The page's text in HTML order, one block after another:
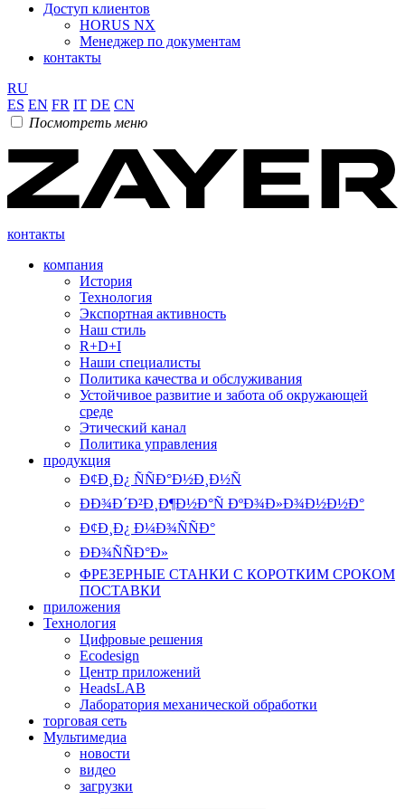
Доступ клиентов
HORUS NX
Менеджер по документам
контакты
RU
ES EN FR IT DE CN
Посмотреть меню
контакты
компания
История
Технология
Экспортная активность
Наш стиль
R+D+I
Наши специалисты
Политика качества и обслуживания
Устойчивое развитие и забота об окружающей
среде
Этический канал
Политика управления
продукция
Ð¢Ð¸Ð¿ ÑÑÐ°Ð½Ð¸Ð½Ñ
ÐÐ¾Ð´Ð²Ð¸Ð¶Ð½Ð°Ñ ÐºÐ¾Ð»Ð¾Ð½Ð½Ð°
Ð¢Ð¸Ð¿ Ð¼Ð¾ÑÑÐ°
ÐÐ¾ÑÑÐ°Ð»
ФРЕЗЕРНЫЕ СТАНКИ С КОРОТКИМ СРОКОМ
ПОСТАВКИ
приложения
Технология
Цифровые решения
Ecodesign
Центр приложений
HeadsLAB
Лаборатория механической обработки
торговая сеть
Мультимедиа
новости
видео
загрузки